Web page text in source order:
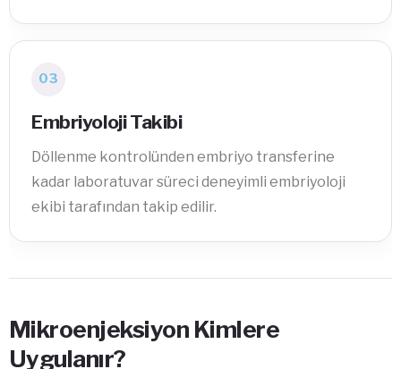
03
Embriyoloji Takibi
Döllenme kontrolünden embriyo transferine
kadar laboratuvar süreci deneyimli embriyoloji
ekibi tarafından takip edilir.
Mikroenjeksiyon Kimlere
Uygulanır?